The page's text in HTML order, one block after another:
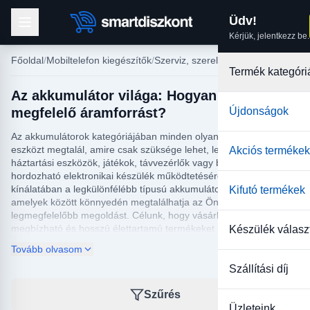
Üdv!
Kérjük, jelentkezz be.
Termék
Újdonságok
Akciós termékek
Kifutó termékek
Készülék
Szállítási díj
Főoldal Mobiltelefon kiegészítők Szerviz, szerelés
Az akkumulátor világa: Hogyan válassz
megfelelő áramforrást?
Az akkumulátorok kategóriájában minden olyan energiatároló
eszközt megtalál, amire csak szüksége lehet, legyen szó
háztartási eszközök, játékok, távvezérlők vagy bármilyen
hordozható elektronikai készülék működtetéséről. Webshopunk
kínálatában a legkülönfélébb típusú akkumulátorok elérhetők,
amelyek között könnyedén megtalálhatja az Ön igényeinek
legmegfelelőbb megoldást. Célunk, hogy vásárlóink számára
megbízható és hosszú élettartamú termékeket biztosítsunk, ezért
Az akkumulátor idővel elveszítheti hatékonyságát, ezért fontos a
és kényelmesen juthat hozzá a megfelelő típushoz, legyen szó
hagyományos vagy újratölthető változatokról. Fedezze fel széles
Tovább olvasom
Szűrés